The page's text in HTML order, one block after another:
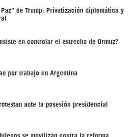
Paz” de Trump: Privatización diplomática y
en controlar el estrecho de Ormuz?
por trabajo en Argentina
ante la posesión presidencial
se movilizan contra la reforma